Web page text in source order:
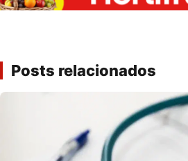
Posts relacionados